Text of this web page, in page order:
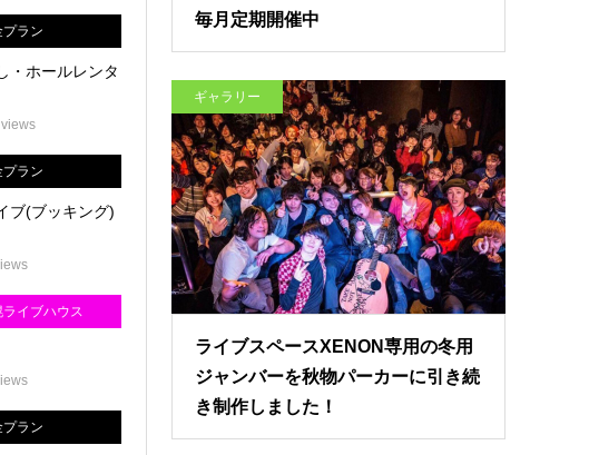
プラン
・ホールレンタ
プラン
ブ(ブッキング)
ライブハウス
プラン
毎月定期開催中
ギャラリー
ライブスペースXENON専用の冬用
ジャンバーを秋物パーカーに引き続
き制作しました！